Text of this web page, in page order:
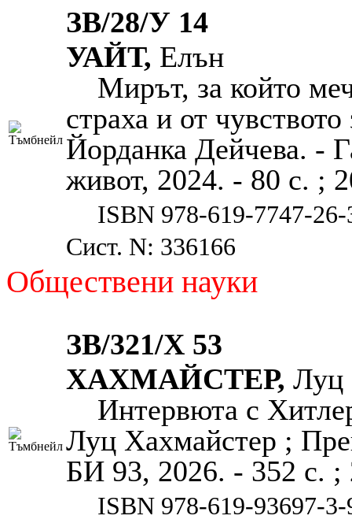
ЗВ/28/У 14
УАЙТ, Елън
Мирът, за който
страха и от
Йорданка Дейчева. -
живот, 2024. - 80 с. ;
ISBN 978-619-7747-26-
Сист. N: 336166
Обществени науки
ЗВ/321/Х 53
ХАХМАЙСТЕР, Луц
Интервюта с
Луц Хахмайстер ;
БИ 93, 2026. - 352 с. ;
ISBN 978-619-93697-3-